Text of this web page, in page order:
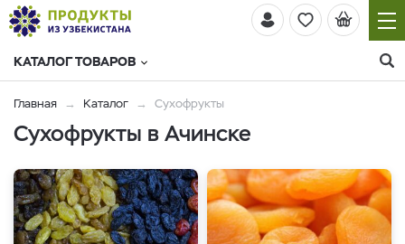
КАТАЛОГ ТОВАРОВ
Главная Каталог Сухофрукты
Сухофрукты в Ачинске